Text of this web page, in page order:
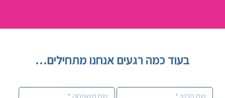
בעוד כמה רגעים אנחנו מתחילים…